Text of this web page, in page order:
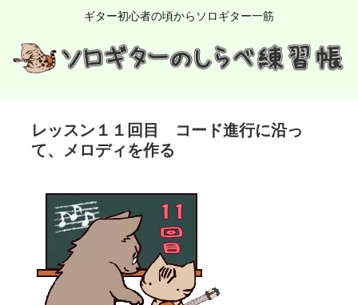
ギター初心者の頃からソロギター一筋
レッスン１１回目 コード進行に沿っ
て、メロディを作る